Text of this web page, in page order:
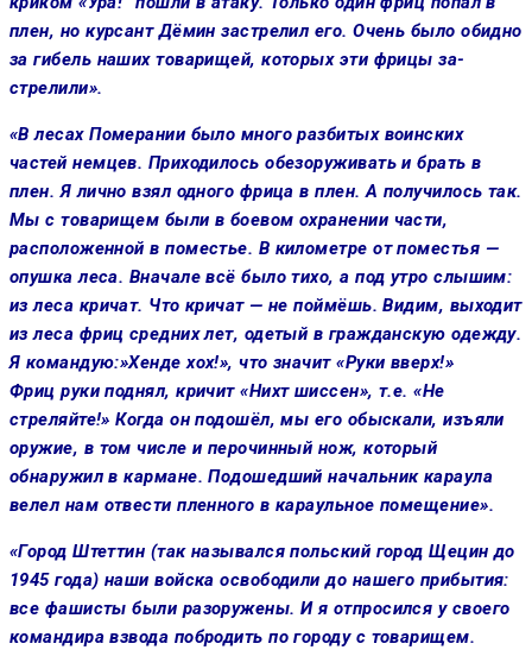
плен, но курсант Дёмин застрелил его. Очень было обидно
за гибель наших товарищей, которых эти фрицы за­
стрелили».
«В лесах Померании было много разбитых воинских
частей немцев. Приходилось обезоруживать и брать в
плен. Я лично взял одного фрица в плен. А по­лучилось так.
Мы с товарищем были в боевом охранении части,
расположен­ной в поместье. В километре от поме­стья —
опушка леса. Вначале всё было тихо, а под утро слышим:
из леса кричат. Что кричат — не поймёшь. Ви­дим, выходит
из леса фриц средних лет, одетый в граж­данскую одежду.
Я командую:»Хенде хох!», что значит «Руки вверх!»
Фриц руки поднял, кричит «Нихт шиссен», т.е. «Не
стреляйте!» Когда он подо­шёл, мы его обыскали, изъяли
ору­жие, в том числе и перочинный нож, который
обнаружил в кармане. По­дошедший начальник караула
велел нам отвести пленного в карауль­ное помещение».
«Город Штеттин (так назывался польский город Щецин до
1945 года) наши войска освободили до нашего прибытия:
все фашисты были ра­зоружены. И я отпросился у свое­го
командира взвода побродить по городу с товарищем.